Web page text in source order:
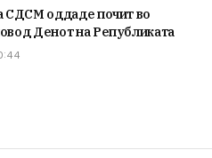
СДСМ оддаде почит во
Денот на Републиката